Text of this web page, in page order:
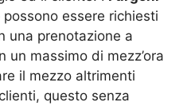
possono essere richiesti
una prenotazione a
un massimo di mezz’ora
il mezzo altrimenti
questo senza